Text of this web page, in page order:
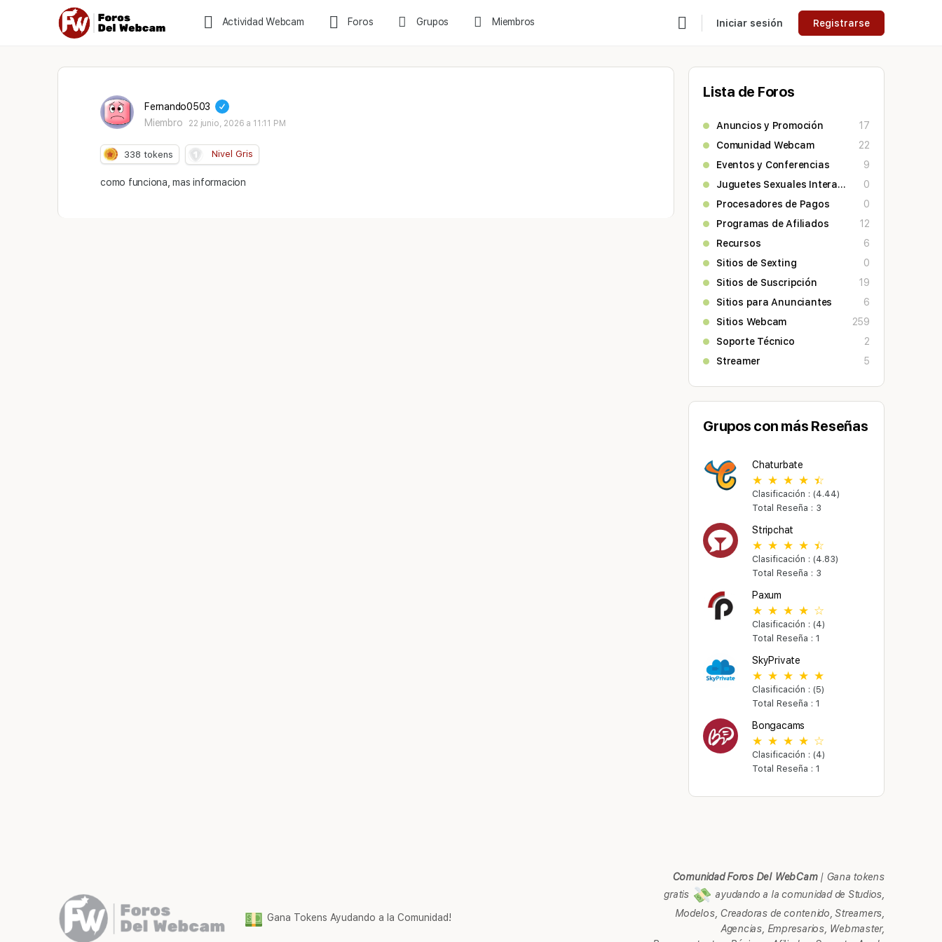
Actividad Webcam Foros Grupos Miembros Iniciar sesión Registrarse
Fernando0503
Miembro
22 junio, 2026 a 11:11 PM
338 tokens Nivel Gris
como funciona, mas informacion
Lista de Foros
Anuncios y Promoción
17
Comunidad Webcam
22
Eventos y Conferencias
9
Juguetes Sexuales Interactivos
0
Procesadores de Pagos
0
Programas de Afiliados
12
Recursos
6
Sitios de Sexting
0
Sitios de Suscripción
19
Sitios para Anunciantes
6
Sitios Webcam
259
Soporte Técnico
2
Streamer
5
Grupos con más Reseñas
Chaturbate
Clasificación : (4.44)
Total Reseña : 3
Stripchat
Clasificación : (4.83)
Total Reseña : 3
Paxum
Clasificación : (4)
Total Reseña : 1
SkyPrivate
Clasificación : (5)
Total Reseña : 1
Bongacams
Clasificación : (4)
Total Reseña : 1
Gana Tokens Ayudando a la Comunidad!
Comunidad Foros Del WebCam| Gana tokens
gratis
ayudando a la comunidad de Studios,
Modelos, Creadoras de contenido, Streamers,
Agencias, Empresarios, Webmaster,